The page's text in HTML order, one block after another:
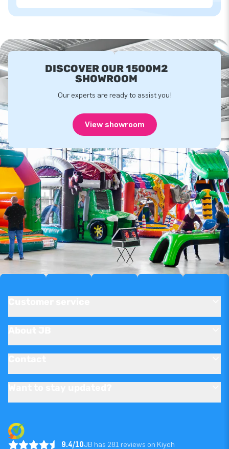
DISCOVER OUR 1500M2
SHOWROOM
Our experts are ready to assist you!
View showroom
9.4/10JB has 281 reviews on Kiyoh